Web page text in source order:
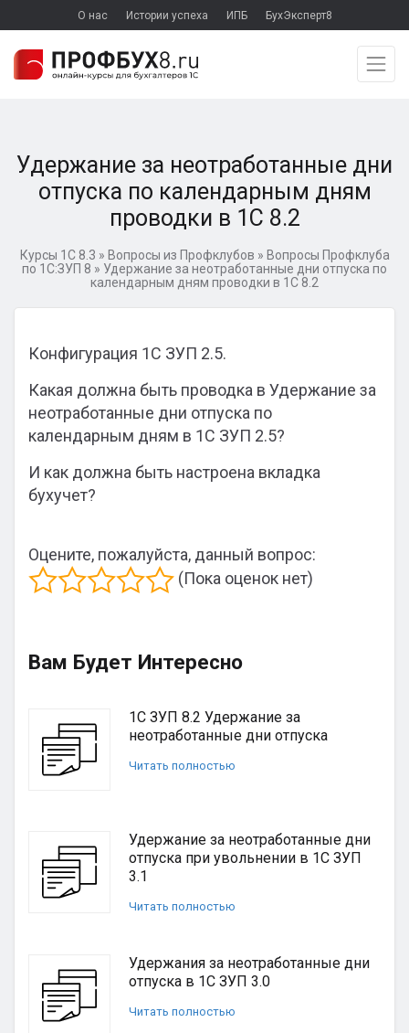
О нас Истории успеха ИПБ БухЭксперт8
Удержание за неотработанные дни
отпуска по календарным дням
проводки в 1С 8.2
Курсы 1С 8.3 » Вопросы из Профклубов » Вопросы Профклуба
по 1С:ЗУП 8 » Удержание за неотработанные дни отпуска по
календарным дням проводки в 1С 8.2
Конфигурация 1С ЗУП 2.5.
Какая должна быть проводка в Удержание за
неотработанные дни отпуска по
календарным дням в 1С ЗУП 2.5?
И как должна быть настроена вкладка
бухучет?
Оцените, пожалуйста, данный вопрос:
(Пока оценок нет)
Вам Будет Интересно
1С ЗУП 8.2 Удержание за
неотработанные дни отпуска
Читать полностью
Удержание за неотработанные дни
отпуска при увольнении в 1С ЗУП
3.1
Читать полностью
Удержания за неотработанные дни
отпуска в 1С ЗУП 3.0
Читать полностью